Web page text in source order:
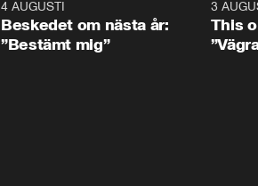
4 AUGUSTI
Beskedet om nästa år:
”Bestämt mig”
3
This